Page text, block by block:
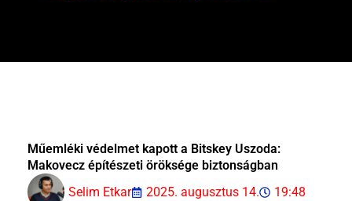
Műemléki védelmet kapott a Bitskey Uszoda:
Makovecz építészeti öröksége biztonságban
Selim Etkar
2025. augusztus 14. 19:48